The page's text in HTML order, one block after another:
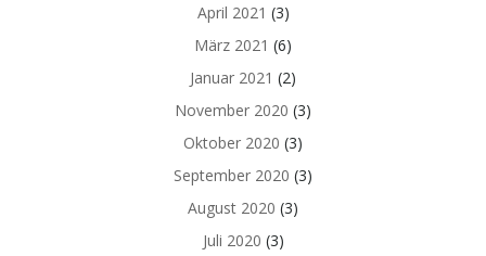
April 2021 (3)
März 2021 (6)
Januar 2021 (2)
November 2020 (3)
Oktober 2020 (3)
September 2020 (3)
August 2020 (3)
Juli 2020 (3)